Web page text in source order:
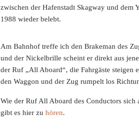
zwischen der Hafenstadt Skagway und
1988 wieder belebt.
Am Bahnhof treffe ich den Brakeman des
und der Nickelbrille scheint er direkt aus
der Ruf „All Aboard“, die Fahrgäste steigen
den Waggon und der Zug rumpelt los
Wie der Ruf All Aboard des Conductors sich
gibt es hier zu hören.